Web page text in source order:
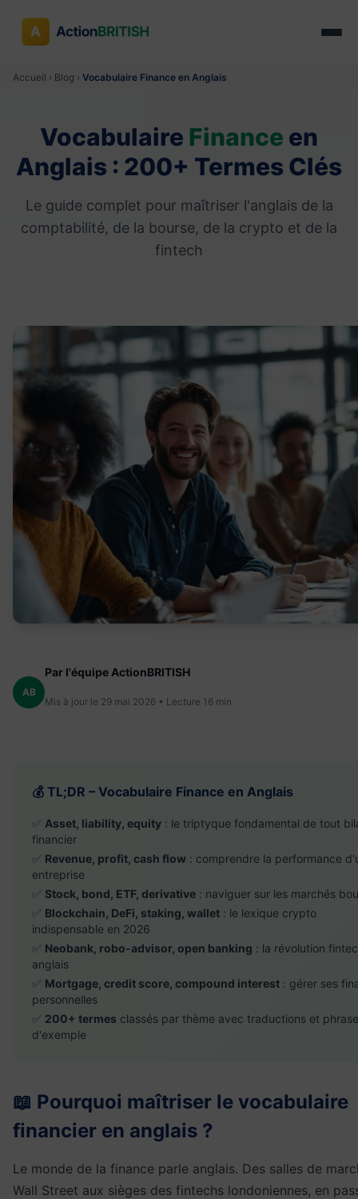
Accueil › Blog › Vocabulaire Finance en Anglais
Vocabulaire Finance en
Anglais : 200+ Termes Clés
Le guide complet pour maîtriser l'anglais de la
comptabilité, de la bourse, de la crypto et de la
fintech
AB
Par l'équipe ActionBRITISH
Mis à jour le 29 mai 2026 • Lecture 16 min
💰 TL;DR – Vocabulaire Finance en Anglais
✅ Asset, liability, equity : le triptyque fondamental de tout
financier
✅ Revenue, profit, cash flow : comprendre la performance
entreprise
✅ Stock, bond, ETF, derivative : naviguer sur les marchés
✅ Blockchain, DeFi, staking, wallet : le lexique crypto
indispensable en 2026
✅ Neobank, robo-advisor, open banking : la révolution
anglais
✅ Mortgage, credit score, compound interest : gérer ses
personnelles
✅ 200+ termes classés par thème avec traductions et
d'exemple
📖 Pourquoi maîtriser le vocabulaire
financier en anglais ?
Le monde de la finance parle anglais. Des salles de
Wall Street aux sièges des fintechs londoniennes, en